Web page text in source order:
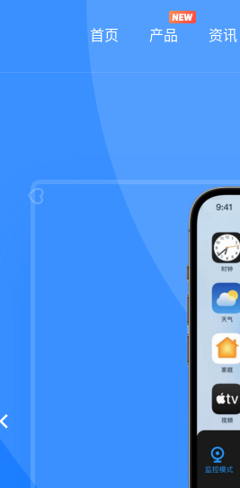
首页 产品 资讯